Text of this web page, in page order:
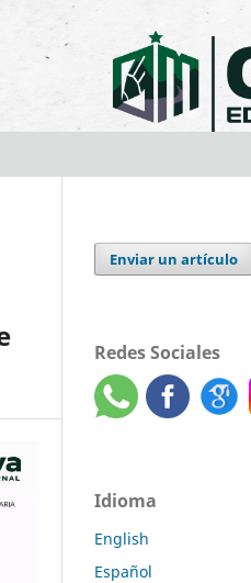
Enviar un artículo
Redes Sociales
Idioma
English
Español